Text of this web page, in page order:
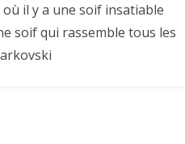
il y a une soif insatiable
soif qui rassemble tous les